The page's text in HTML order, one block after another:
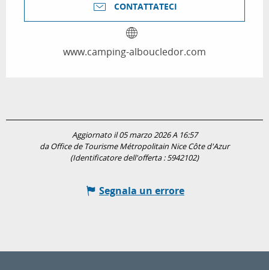
CONTATTATECI
www.camping-alboucledor.com
Aggiornato il 05 marzo 2026 A 16:57
da Office de Tourisme Métropolitain Nice Côte d'Azur
(Identificatore dell'offerta :5942102)
Segnala un errore